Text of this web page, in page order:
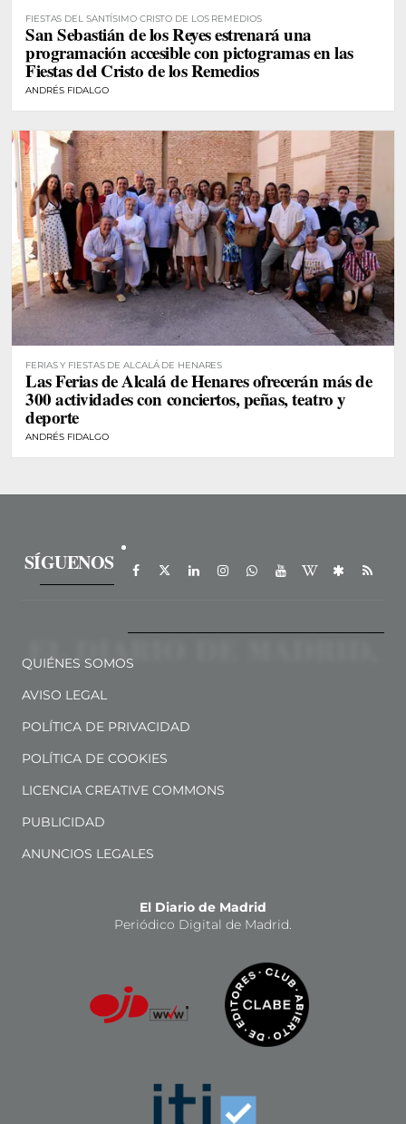
FIESTAS DEL SANTÍSIMO CRISTO DE LOS REMEDIOS
San Sebastián de los Reyes estrenará una
programación accesible con pictogramas en las
Fiestas del Cristo de los Remedios
ANDRÉS FIDALGO
FERIAS Y FIESTAS DE ALCALÁ DE HENARES
Las Ferias de Alcalá de Henares ofrecerán más de
300 actividades con conciertos, peñas, teatro y
deporte
ANDRÉS FIDALGO
SÍGUENOS
QUIÉNES SOMOS
AVISO LEGAL
POLÍTICA DE PRIVACIDAD
POLÍTICA DE COOKIES
LICENCIA CREATIVE COMMONS
PUBLICIDAD
ANUNCIOS LEGALES
El Diario de Madrid
Periódico Digital de Madrid.